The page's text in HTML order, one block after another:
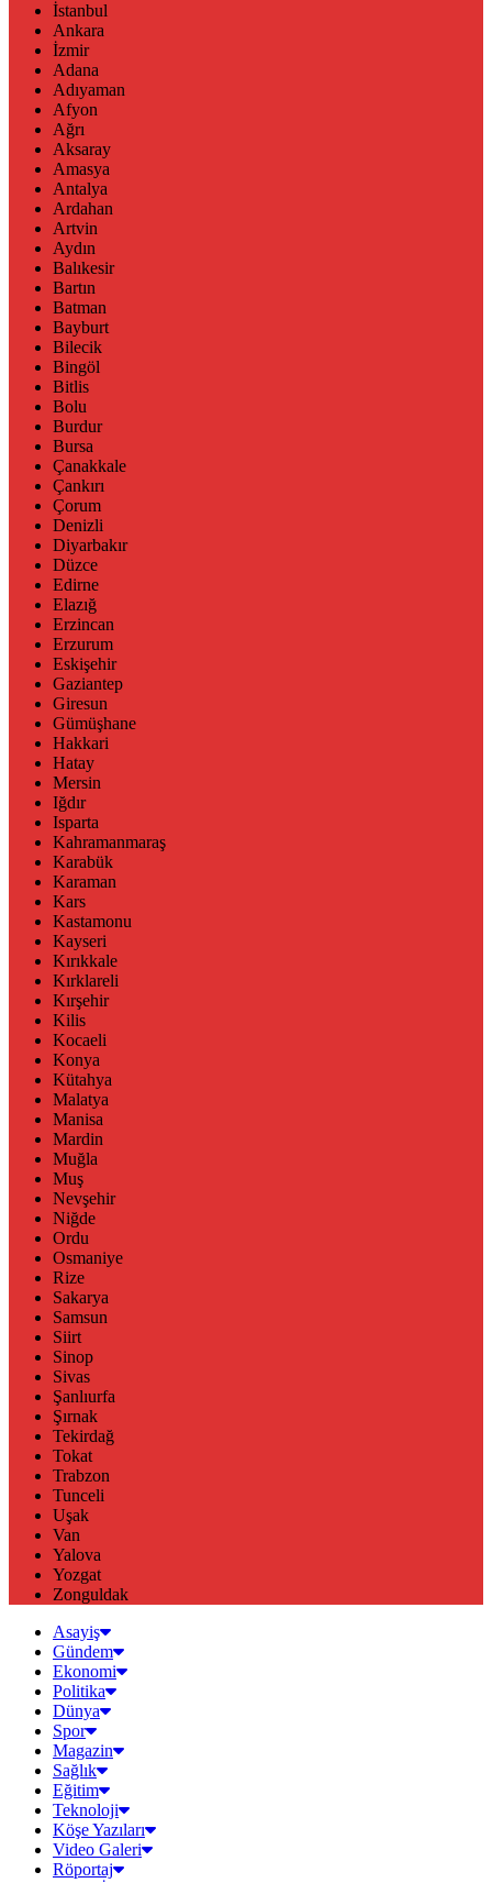
İstanbul
Ankara
İzmir
Adana
Adıyaman
Afyon
Ağrı
Aksaray
Amasya
Antalya
Ardahan
Artvin
Aydın
Balıkesir
Bartın
Batman
Bayburt
Bilecik
Bingöl
Bitlis
Bolu
Burdur
Bursa
Çanakkale
Çankırı
Çorum
Denizli
Diyarbakır
Düzce
Edirne
Elazığ
Erzincan
Erzurum
Eskişehir
Gaziantep
Giresun
Gümüşhane
Hakkari
Hatay
Mersin
Iğdır
Isparta
Kahramanmaraş
Karabük
Karaman
Kars
Kastamonu
Kayseri
Kırıkkale
Kırklareli
Kırşehir
Kilis
Kocaeli
Konya
Kütahya
Malatya
Manisa
Mardin
Muğla
Muş
Nevşehir
Niğde
Ordu
Osmaniye
Rize
Sakarya
Samsun
Siirt
Sinop
Sivas
Şanlıurfa
Şırnak
Tekirdağ
Tokat
Trabzon
Tunceli
Uşak
Van
Yalova
Yozgat
Zonguldak
Asayiş
Gündem
Ekonomi
Politika
Dünya
Spor
Magazin
Sağlık
Eğitim
Teknoloji
Köşe Yazıları
Video Galeri
Röportaj